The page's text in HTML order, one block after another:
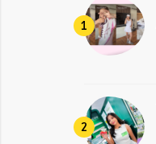
1
2